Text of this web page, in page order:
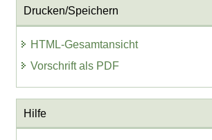
Drucken/Speichern
HTML-Gesamtansicht
Vorschrift als PDF
Hilfe